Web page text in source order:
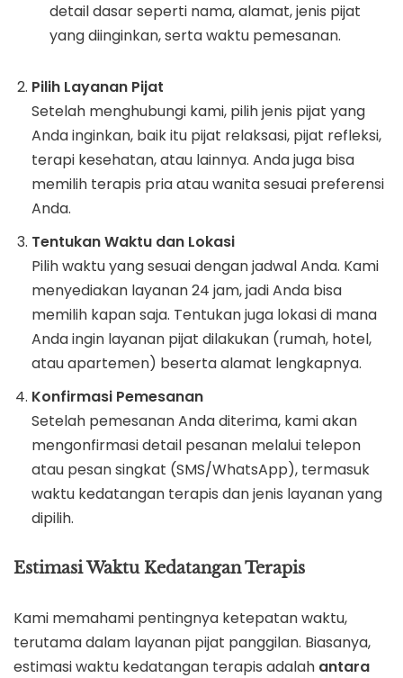
detail dasar seperti nama, alamat, jenis pijat
yang diinginkan, serta waktu pemesanan.
Pilih Layanan Pijat
Setelah menghubungi kami, pilih jenis pijat yang
Anda inginkan, baik itu pijat relaksasi, pijat refleksi,
terapi kesehatan, atau lainnya. Anda juga bisa
memilih terapis pria atau wanita sesuai preferensi
Anda.
Tentukan Waktu dan Lokasi
Pilih waktu yang sesuai dengan jadwal Anda. Kami
menyediakan layanan 24 jam, jadi Anda bisa
memilih kapan saja. Tentukan juga lokasi di mana
Anda ingin layanan pijat dilakukan (rumah, hotel,
atau apartemen) beserta alamat lengkapnya.
Konfirmasi Pemesanan
Setelah pemesanan Anda diterima, kami akan
mengonfirmasi detail pesanan melalui telepon
atau pesan singkat (SMS/WhatsApp), termasuk
waktu kedatangan terapis dan jenis layanan yang
dipilih.
Estimasi Waktu Kedatangan Terapis
Kami memahami pentingnya ketepatan waktu,
terutama dalam layanan pijat panggilan. Biasanya,
estimasi waktu kedatangan terapis adalah antara